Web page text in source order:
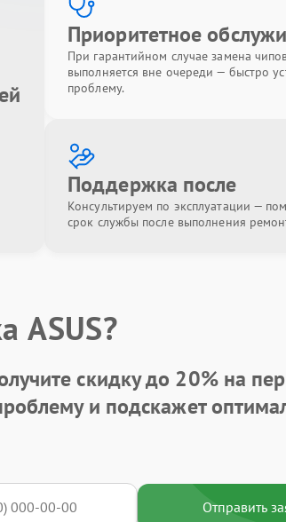
Приоритетное
При гарантийном случае замена
выполняется вне очереди — быстро
проблему.
Поддержка после
Консультируем по эксплуатации —
срок службы после выполнения
ASUS?
скидку до 20%на
и подскажет
Отправить